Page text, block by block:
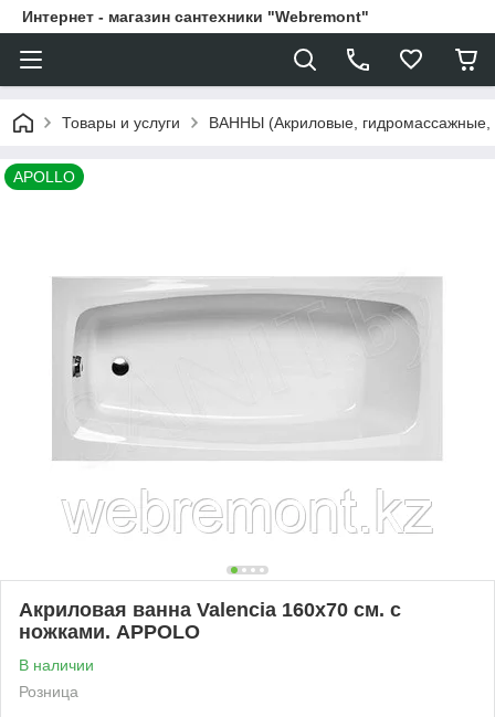
Интернет - магазин сантехники "Webremont"
Товары и услуги ВАННЫ (Акриловые,
APOLLO
Акриловая ванна Valencia 160х70 см. с
ножками. APPOLO
В наличии
Розница